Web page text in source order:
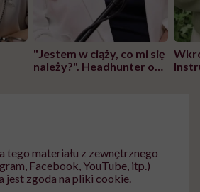
"Jestem w ciąży, co mi się
należy?". Headhunter o
tego materiału z zewnętrznego
Facebook, YouTube, itp.)
jest zgoda na pliki cookie.